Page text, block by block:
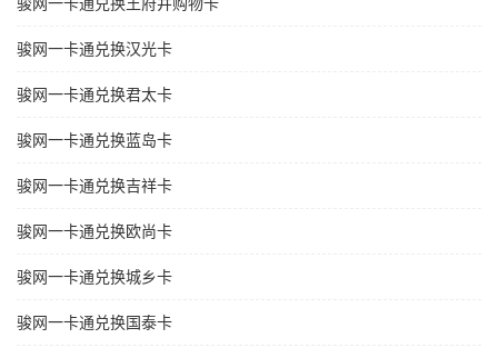
骏网一卡通兑换汉光卡
骏网一卡通兑换君太卡
骏网一卡通兑换蓝岛卡
骏网一卡通兑换吉祥卡
骏网一卡通兑换欧尚卡
骏网一卡通兑换城乡卡
骏网一卡通兑换国泰卡